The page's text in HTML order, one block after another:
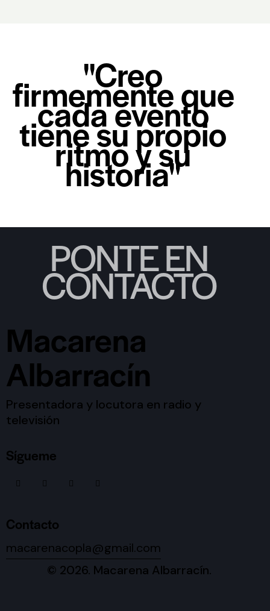
''Creo
firmemente que
cada evento
tiene su propio
ritmo y su
historia''
PONTE EN
CONTACTO
Macarena
Albarracín
Presentadora y locutora en radio y
televisión
Sígueme
Contacto
macarenacopla@gmail.com
© 2026. Macarena Albarracín.